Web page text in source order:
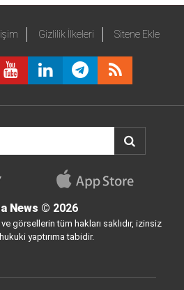
Gizlilik İlkeleri Sitene Ekle
News © 2026
görsellerin tüm hakları saklıdır, izinsiz
hukuki yaptırıma tabidir.